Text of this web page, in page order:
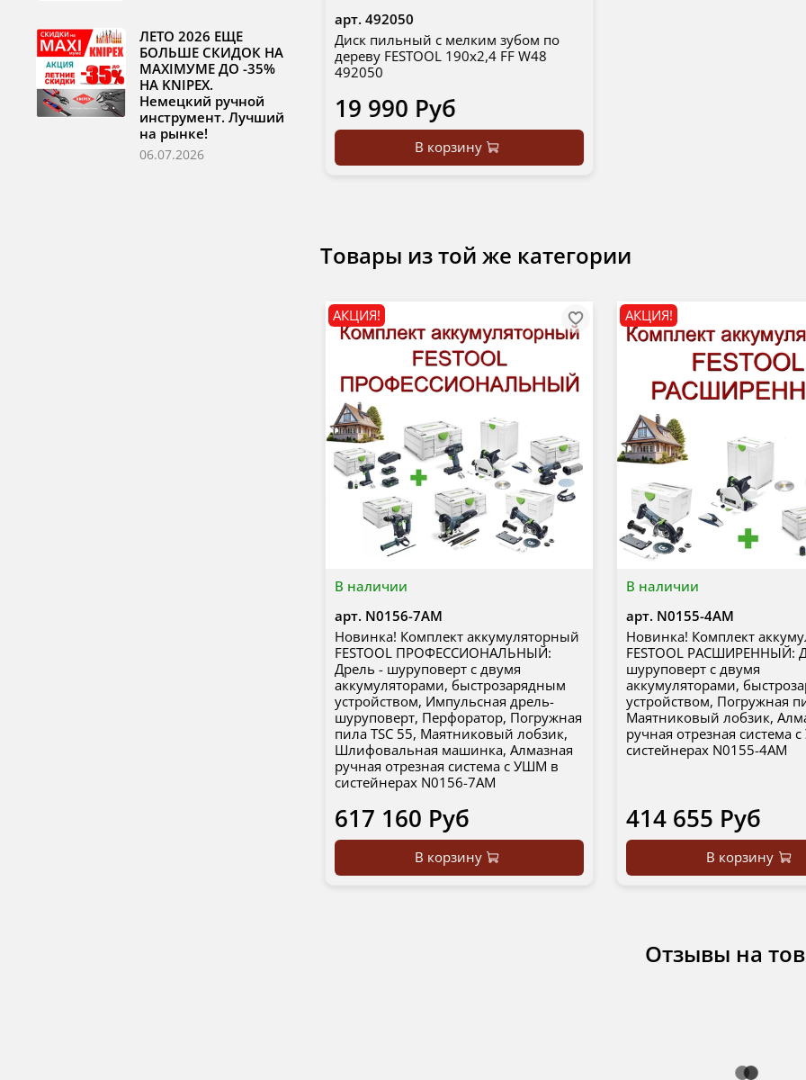
арт. 492050
Диск пильный с мелким зубом по
дереву FESTOOL 190x2,4 FF W48
492050
19 990 Руб
В корзину
Товары из той же категории
В наличии
АКЦИЯ!
арт. N0156-7AM
Новинка! Комплект аккумуляторный
FESTOOL ПРОФЕССИОНАЛЬНЫЙ:
Дрель - шуруповерт с двумя
аккумуляторами, быстрозарядным
устройством, Импульсная дрель-
шуруповерт, Перфоратор, Погружная
пила TSC 55, Маятниковый лобзик,
Шлифовальная машинка, Алмазная
ручная отрезная система с УШМ в
систейнерах N0156-7AM
617 160 Руб
В корзину
В наличии
АКЦИЯ!
арт. N0155-4AM
Новинка! Комплект
FESTOOL РАСШИРЕННЫЙ:
шуруповерт с двумя
аккумуляторами,
устройством, Погружная
Маятниковый лобзик,
ручная отрезная система
систейнерах N0155-4AM
414 655 Руб
В корзину
Отзывы на
ЛЕТО 2026 ЕЩЕ
БОЛЬШЕ СКИДОК НА
MAXIМУМЕ ДО -35%
НА KNIPEX.
Немецкий ручной
инструмент. Лучший
на рынке!
06.07.2026